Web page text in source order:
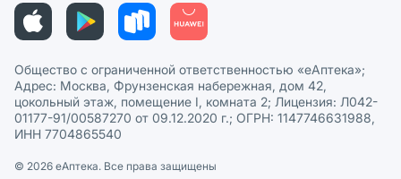
Политика в отношении обработки персональных данных
Общество с ограниченной ответственностью «еАптека»;
Адрес: Москва, Фрунзенская набережная, дом 42,
цокольный этаж, помещение I, комната 2; Лицензия: Л042-
01177-91/00587270 от 09.12.2020 г.; ОГРН: 1147746631988,
ИНН 7704865540
© 2026 eАптека. Все права защищены